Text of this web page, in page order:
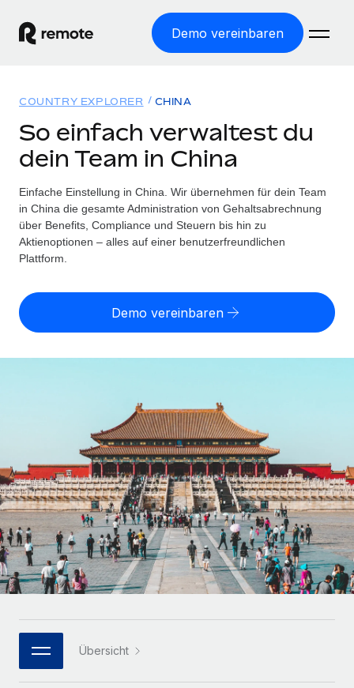
Demo vereinbaren
WELTWEITE BESCHÄFTIGUNG
Globale Payroll
Einfache, rechtssicher Payroll
Employer of Record
Weltweites Wachstum ohne Kosten für Niederlassungen
Contractor of Record
Rechtssichere, weltweite Arbeit mit Freelancer:innen
Globales Onboarding und Verwalten von
Auslagern von komplexen HR-Aufgaben
INFRASTRUKTUR
Remote Embedded
Nahtlose Integration der HR in bestehende Abläufe
Plattform
Integrierte HR-Kernfunktionen für dein Team
MCP
Integrationen
Lösungen
WELTWEITE ABDECKUNG
Country Explorer
Länderspezifische Unterstützung bei der Einstellung
Einfache Einstellung in allen US-Bundesstaaten
Agile HR- und Payroll-Lösungen für wachsende
Unternehmen
Mittelstand
Maßgeschneiderte HR-Lösungen, um Teams zu
vergrößern
Enterprise
Globale HR für Konzerne und Großunternehmen
PARTNER WERDEN
Flexible Einbettung von Global-HR-Funktionen in deine
Ressourcen
TOOLS UND RECHNER
Scheinselbstständigkeitsrisiko berechnen
Personalkostenrechner
Honorarzahlungen berechnen
Informationen zu möglichen Währungen und
Abwicklungsfristen für globale Freelancer:innen
LERNEN MIT REMOTE
Forschung und Leitfäden
Fallstudien
HR-Glossar
Bibliothek für Stellenbeschreibungen
Webinare
Preise
Deutsch
Español
Italiano
Português (Portugal)
한국어
COUNTRY EXPLORER CHINA
So einfach verwaltest du
dein Team in China
Einfache Einstellung in China. Wir übernehmen für dein Team
in China die gesamte Administration von Gehaltsabrechnung
über Benefits, Compliance und Steuern bis hin zu
Aktienoptionen – alles auf einer benutzerfreundlichen
Plattform.
Demo vereinbaren
Übersicht